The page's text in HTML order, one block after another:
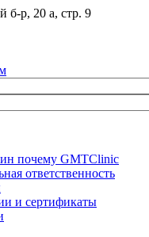
б-р, 20 а, стр. 9
почему GMTClinic
ответственность
и сертификаты